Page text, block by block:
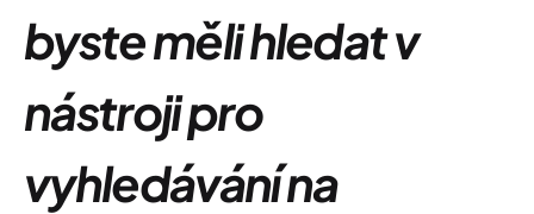
byste měli hledat v
nástroji pro
vyhledávání na